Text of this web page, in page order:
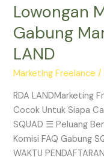
Lowongan
Gabung
LAND
Marketing Freelance /
RDA LANDMarketing
Cocok Untuk Siapa
SQUAD ☰ Peluang
Komisi FAQ Gabung
WAKTU